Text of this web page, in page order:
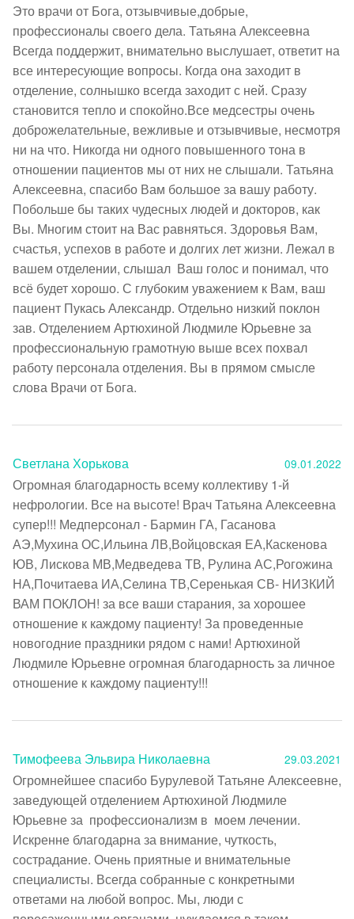
Это врачи от Бога, отзывчивые,добрые,
профессионалы своего дела. Татьяна Алексеевна
Всегда поддержит, внимательно выслушает, ответит на
все интересующие вопросы. Когда она заходит в
отделение, солнышко всегда заходит с ней. Сразу
становится тепло и спокойно.Все медсестры очень
доброжелательные, вежливые и отзывчивые, несмотря
ни на что. Никогда ни одного повышенного тона в
отношении пациентов мы от них не слышали. Татьяна
Алексеевна, спасибо Вам большое за вашу работу.
Побольше бы таких чудесных людей и докторов, как
Вы. Многим стоит на Вас равняться. Здоровья Вам,
счастья, успехов в работе и долгих лет жизни. Лежал в
вашем отделении, слышал  Ваш голос и понимал, что
всё будет хорошо. С глубоким уважением к Вам, ваш
пациент Пукась Александр. Отдельно низкий поклон
зав. Отделением Артюхиной Людмиле Юрьевне за
профессиональную грамотную выше всех похвал
работу персонала отделения. Вы в прямом смысле
слова Врачи от Бога.
Светлана Хорькова 09.01.2022
Огромная благодарность всему коллективу 1-й
нефрологии. Все на высоте! Врач Татьяна Алексеевна
супер!!! Медперсонал - Бармин ГА, Гасанова
АЭ,Мухина ОС,Ильина ЛВ,Войцовская ЕА,Каскенова
ЮВ, Лискова МВ,Медведева ТВ, Рулина АС,Рогожина
НА,Почитаева ИА,Селина ТВ,Серенькая СВ- НИЗКИЙ
ВАМ ПОКЛОН! за все ваши старания, за хорошее
отношение к каждому пациенту! За проведенные
новогодние праздники рядом с нами! Артюхиной
Людмиле Юрьевне огромная благодарность за личное
отношение к каждому пациенту!!!
Тимофеева Эльвира Николаевна 29.03.2021
Огромнейшее спасибо Бурулевой Татьяне Алексеевне,
заведующей отделением Артюхиной Людмиле
Юрьевне за  профессионализм в  моем лечении.
Искренне благодарна за внимание, чуткость,
сострадание. Очень приятные и внимательные
специалисты. Всегда собранные с конкретными
ответами на любой вопрос. Мы, люди с